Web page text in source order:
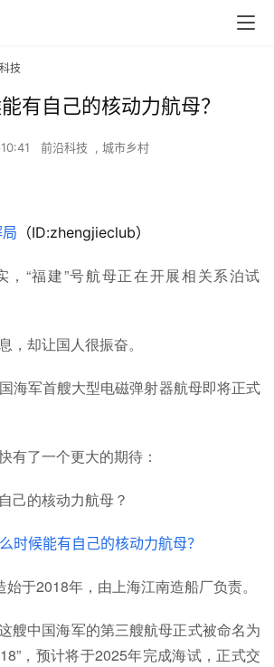
技
有自己的核动力航母？
前沿科技 , 城市乡村
（ID:zhengjieclub）
，“福建”号航母正在开展相关系泊试
，却让国人很振奋。
海军首艘大型电磁弹射器航母即将正式
有了一个更大的期待：
己的核动力航母？
始于2018年，由上海江南造船厂负责。
艘中国海军的第三艘航母正式被命名为
，预计将于2025年完成海试，正式交